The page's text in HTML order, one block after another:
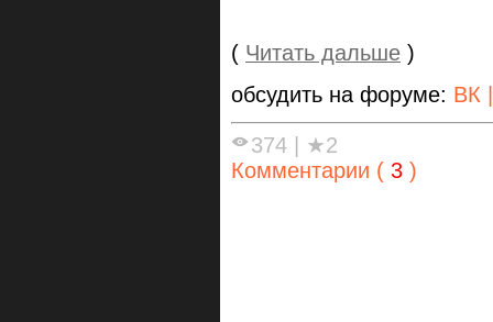
( Читать дальше )
обсудить на форуме: ВК
374 | ★2
Комментарии ( 3 )